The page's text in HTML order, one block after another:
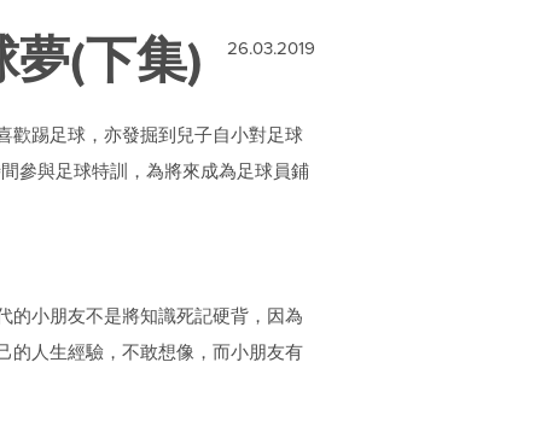
夢(下集) 26.03.2019
歡踢足球，亦發掘到兒子自小對足球
參與足球特訓，為將來成為足球員鋪
的小朋友不是將知識死記硬背，因為
的人生經驗，不敢想像，而小朋友有